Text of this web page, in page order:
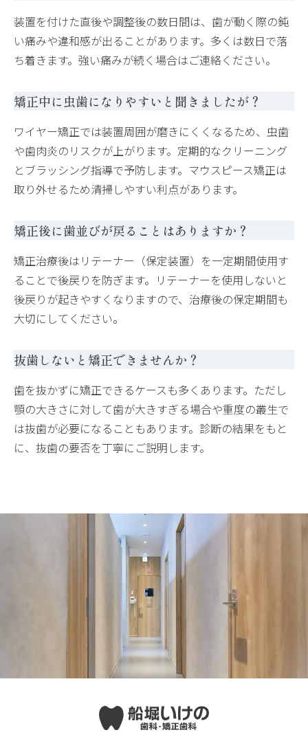
装置を付けた直後や調整後の数日間は、歯が動く際の鈍
い痛みや違和感が出ることがあります。多くは数日で落
ち着きます。強い痛みが続く場合はご連絡ください。
矯正中に虫歯になりやすいと聞きましたが？
ワイヤー矯正では装置周囲が磨きにくくなるため、虫歯
や歯肉炎のリスクが上がります。定期的なクリーニング
とブラッシング指導で予防します。マウスピース矯正は
取り外せるため清掃しやすい利点があります。
矯正後に歯並びが戻ることはありますか？
矯正治療後はリテーナー（保定装置）を一定期間使用す
ることで後戻りを防ぎます。リテーナーを使用しないと
後戻りが起きやすくなりますので、治療後の保定期間も
大切にしてください。
抜歯しないと矯正できませんか？
歯を抜かずに矯正できるケースも多くあります。ただし
顎の大きさに対して歯が大きすぎる場合や重度の叢生で
は抜歯が必要になることもあります。診断の結果をもと
に、抜歯の要否を丁寧にご説明します。